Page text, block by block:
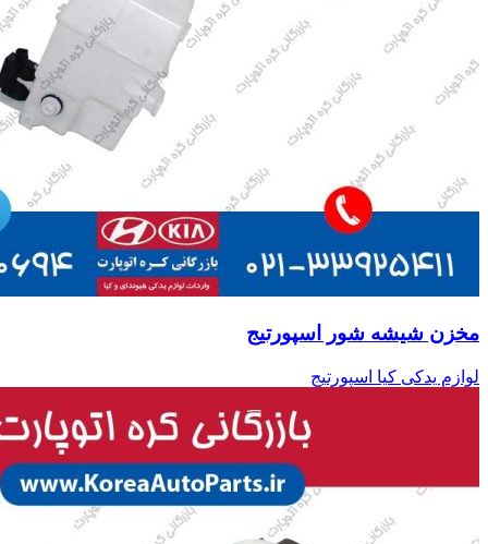
مخزن شیشه شور اسپورتیج
لوازم یدکی کیا اسپورتیج